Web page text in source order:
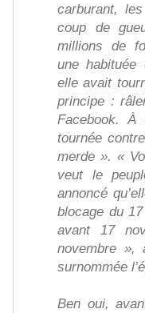
carburant,
coup de
millions de
une
elle avait
principe :
Facebook. À
tournée
merde ». «
veut le
annoncé
blocage du
avant 17
novembre
surnommée
Ben oui,